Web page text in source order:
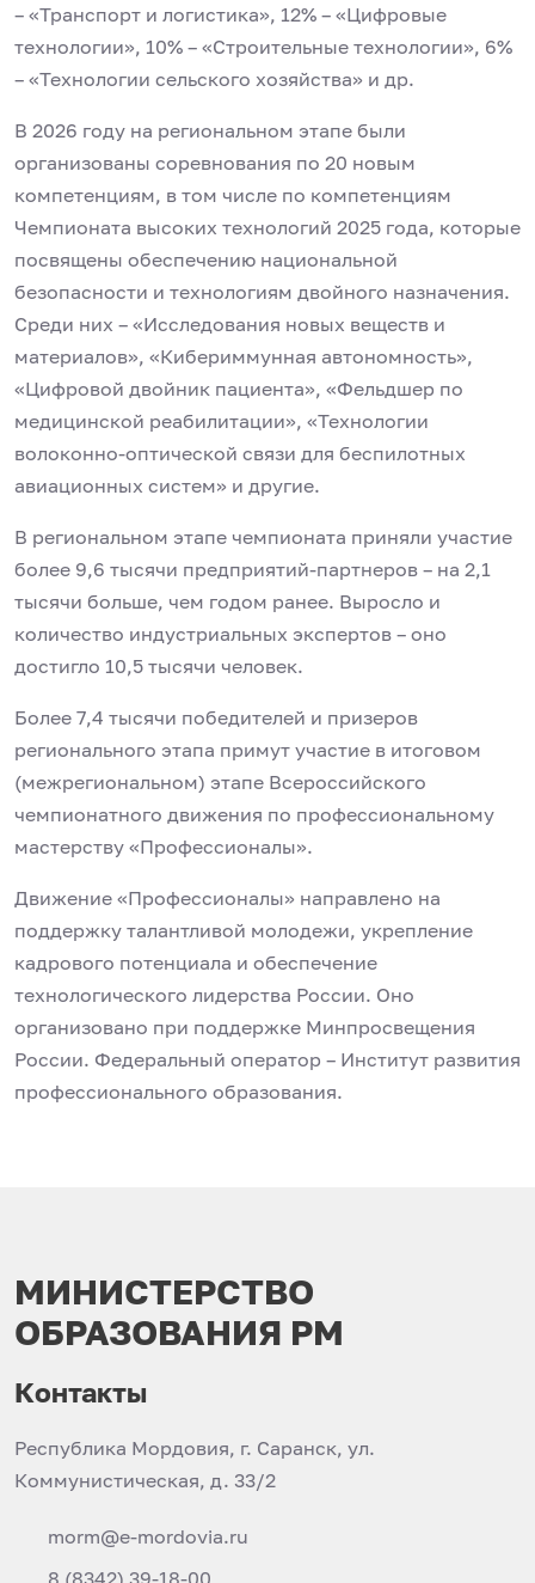
– «Транспорт и логистика», 12% – «Цифровые
технологии», 10% – «Строительные технологии», 6%
– «Технологии сельского хозяйства» и др.
В 2026 году на региональном этапе были
организованы соревнования по 20 новым
компетенциям, в том числе по компетенциям
Чемпионата высоких технологий 2025 года, которые
посвящены обеспечению национальной
безопасности и технологиям двойного назначения.
Среди них – «Исследования новых веществ и
материалов», «Кибериммунная автономность»,
«Цифровой двойник пациента», «Фельдшер по
медицинской реабилитации», «Технологии
волоконно-оптической связи для беспилотных
авиационных систем» и другие.
В региональном этапе чемпионата приняли участие
более 9,6 тысячи предприятий-партнеров – на 2,1
тысячи больше, чем годом ранее. Выросло и
количество индустриальных экспертов – оно
достигло 10,5 тысячи человек.
Более 7,4 тысячи победителей и призеров
регионального этапа примут участие в итоговом
(межрегиональном) этапе Всероссийского
чемпионатного движения по профессиональному
мастерству «Профессионалы».
Движение «Профессионалы» направлено на
поддержку талантливой молодежи, укрепление
кадрового потенциала и обеспечение
технологического лидерства России. Оно
организовано при поддержке Минпросвещения
России. Федеральный оператор – Институт развития
профессионального образования.
МИНИСТЕРСТВО
ОБРАЗОВАНИЯ РМ
Контакты
Республика Мордовия, г. Саранск, ул.
Коммунистическая, д. 33/2
morm@e-mordovia.ru